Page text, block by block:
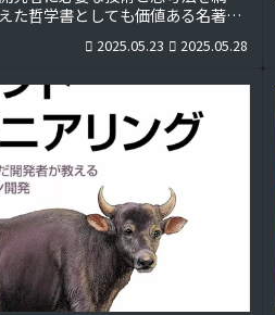
た哲学書としても価値ある名著の
2025.05.23 2025.05.28